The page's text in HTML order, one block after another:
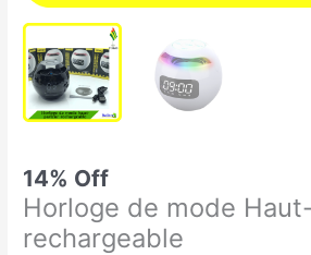
14% Off
Horloge de mode
rechargeable